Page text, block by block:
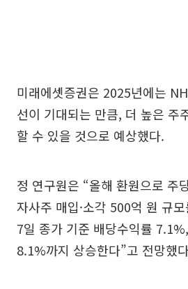
미래에셋증권은 2025년에는
선이 기대되는 만큼, 더 높은 주
할 수 있을 것으로 예상했다.
정 연구원은 “올해 환원으로 주
자사주 매입·소각 500억 원 규
7일 종가 기준 배당수익률
8.1%까지 상승한다”고 전망했